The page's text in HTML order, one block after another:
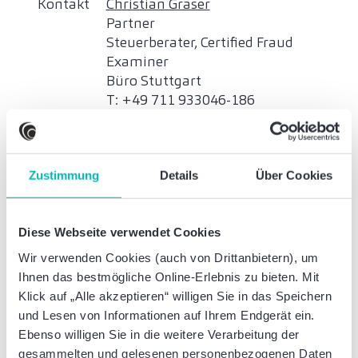
Zustimmung Details Über Cookies
Diese Webseite verwendet Cookies
Wir verwenden Cookies (auch von Drittanbietern), um
Ihnen das bestmögliche Online-Erlebnis zu bieten. Mit
Klick auf „Alle akzeptieren“ willigen Sie in das Speichern
und Lesen von Informationen auf Ihrem Endgerät ein.
Ebenso willigen Sie in die weitere Verarbeitung der
gesammelten und gelesenen personenbezogenen Daten
Kontakt
Christian Gräser
Partner
Steuerberater, Certified Fraud
Examiner
Büro Stuttgart
T: +49 711 933046-186
christian.graeser@bakertilly.de
Bernd Peter
Revisionssysteme (DIIR)
T: +49 711 933046-170
bernd.peter@bakertilly.de
Tragen Sie sich die
Veranstaltung bequem in Ihren